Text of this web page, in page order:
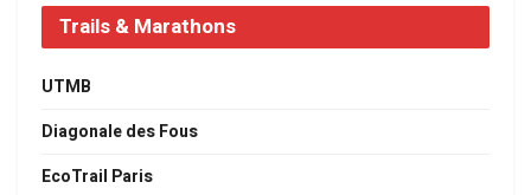
Trails & Marathons
UTMB
Diagonale des Fous
EcoTrail Paris